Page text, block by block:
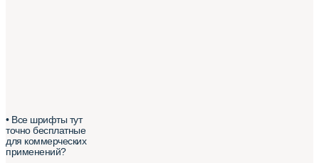
• Все шрифты тут
точно бесплатные
для коммерческих
применений?